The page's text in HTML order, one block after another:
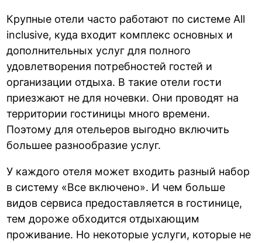
Крупные отели часто работают по системе All
inclusive, куда входит комплекс основных и
дополнительных услуг для полного
удовлетворения потребностей гостей и
организации отдыха. В такие отели гости
приезжают не для ночевки. Они проводят на
территории гостиницы много времени.
Поэтому для отельеров выгодно включить
большее разнообразие услуг.
У каждого отеля может входить разный набор
в систему «Все включено». И чем больше
видов сервиса предоставляется в гостинице,
тем дороже обходится отдыхающим
проживание. Но некоторые услуги, которые не